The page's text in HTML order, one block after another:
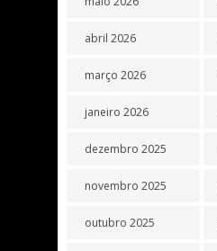
abril 2026
março 2026
janeiro 2026
dezembro 2025
novembro 2025
outubro 2025